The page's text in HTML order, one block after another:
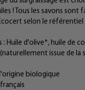
! Tous les savons sont
selon le référentiel
: Huile d'olive*, huile de
issue de la
biologique